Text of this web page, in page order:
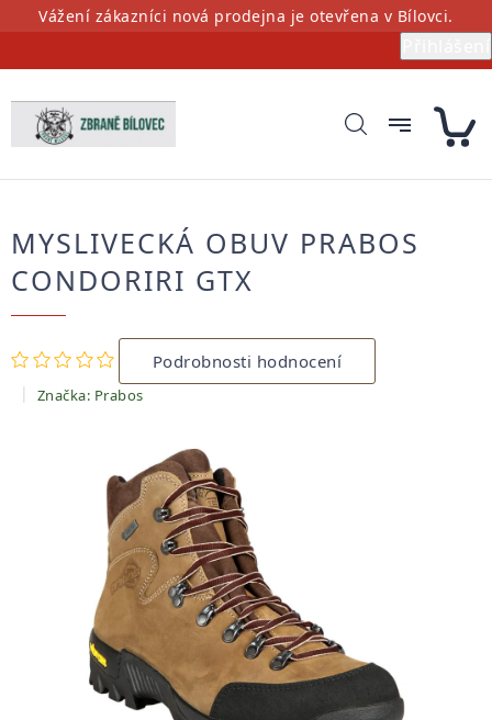
PřejítVážení zákazníci nová prodejna je otevřena v Bílovci.
MYSLIVECKÁ OBUV PRABOS
CONDORIRI GTX
Průměrné
hodnocení
produktu
je
hvězdiček.
Podrobnosti hodnocení
Značka: Prabos